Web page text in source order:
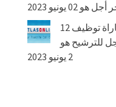
02 يونيو 2023
أطلس أون لاين: مباراة توظيف 12
للترشيح هو
2 يونيو 2023